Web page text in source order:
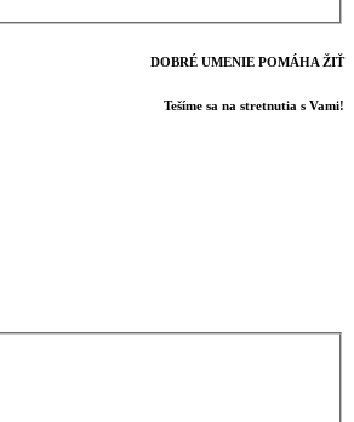
DOBRÉ UMENIE POMÁHA ŽIŤ
Tešíme sa na stretnutia s Vami!